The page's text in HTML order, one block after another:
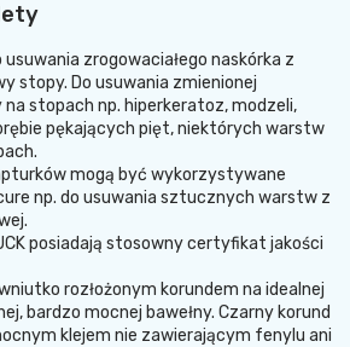
usuwania zrogowaciałego naskórka z
stopy. Do usuwania zmienionej
na stopach np. hiperkeratoz, modzeli,
pękających pięt, niektórych warstw
mogą być wykorzystywane
np. do usuwania sztucznych warstw z
posiadają stosowny certyfikat jakości
rozłożonym korundem na idealnej
bardzo mocnej bawełny. Czarny korund
klejem nie zawierającym fenylu ani